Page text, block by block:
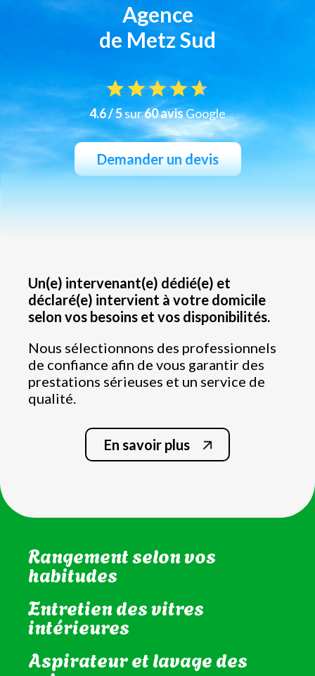
Agence
de Metz Sud
4.6 / 5sur60 avisGoogle
Demander un devis
Un(e) intervenant(e) dédié(e) et
déclaré(e) intervient à votre domicile
selon vos besoins et vos disponibilités.
Nous sélectionnons des professionnels
de confiance afin de vous garantir des
prestations sérieuses et un service de
qualité.
En savoir plus
cuisine
Nettoyage de la salle de bain
et WC
Rangement selon vos
habitudes
Entretien des vitres